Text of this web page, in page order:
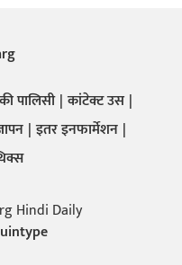
पालिसी कांटेक्ट उस
इतर इनफार्मेशन
Hindi Daily